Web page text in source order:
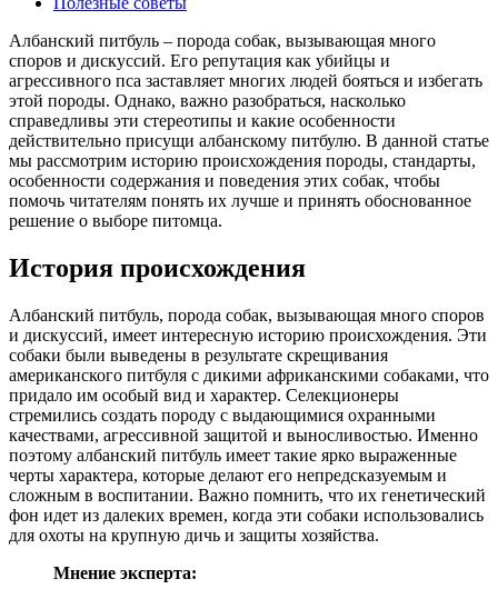
Албанский питбуль – порода собак, вызывающая много
споров и дискуссий. Его репутация как убийцы и
агрессивного пса заставляет многих людей бояться и избегать
этой породы. Однако, важно разобраться, насколько
справедливы эти стереотипы и какие особенности
действительно присущи албанскому питбулю. В данной статье
мы рассмотрим историю происхождения породы, стандарты,
особенности содержания и поведения этих собак, чтобы
помочь читателям понять их лучше и принять обоснованное
решение о выборе питомца.
История происхождения
Албанский питбуль, порода собак, вызывающая много споров
и дискуссий, имеет интересную историю происхождения. Эти
собаки были выведены в результате скрещивания
американского питбуля с дикими африканскими собаками, что
придало им особый вид и характер. Селекционеры
стремились создать породу с выдающимися охранными
качествами, агрессивной защитой и выносливостью. Именно
поэтому албанский питбуль имеет такие ярко выраженные
черты характера, которые делают его непредсказуемым и
сложным в воспитании. Важно помнить, что их генетический
фон идет из далеких времен, когда эти собаки использовались
для охоты на крупную дичь и защиты хозяйства.
Мнение эксперта: